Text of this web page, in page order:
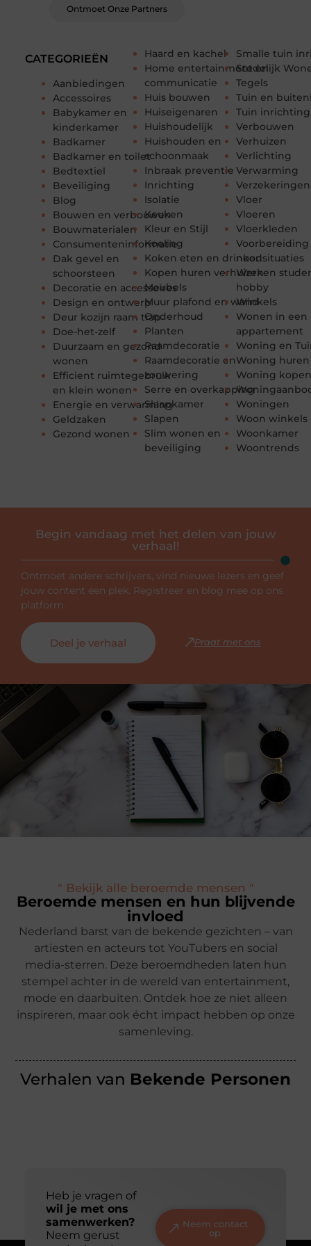
CATEGORIEËN
Aanbiedingen
Accessoires
Babykamer en
kinderkamer
Badkamer
Badkamer en toilet
Bedtextiel
Beveiliging
Blog
Bouwen en verbouwen
Bouwmaterialen
Consumenteninformatie
Dak gevel en
schoorsteen
Decoratie en accessoires
Design en ontwerp
Deur kozijn raam trap
Doe-het-zelf
Duurzaam en gezond
wonen
Efficient ruimtegebruik
en klein wonen
Energie en verwarming
Geldzaken
Gezond wonen
Haard en kachel
Home entertainment en
communicatie
Huis bouwen
Huiseigenaren
Huishoudelijk
Huishouden en
schoonmaak
Inbraak preventie
Inrichting
Isolatie
Keuken
Kleur en Stijl
Koeling
Koken eten en drinken
Kopen huren verhuizen
Meubels
Muur plafond en wand
Onderhoud
Planten
Raamdecoratie
Raamdecoratie en
zonwering
Serre en overkapping
Slaapkamer
Slapen
Slim wonen en
beveiliging
Smalle tuin
Stedelijk
Tegels
Tuin en
Tuin inrichting
Verbouwen
Verhuizen
Verlichting
Verwarming
Verzekeringen
Vloer
Vloeren
Vloerkleden
Voorbereiding
noodsituaties
Werken
hobby
Winkels
Wonen in een
appartement
Woning en
Woning huren
Woning
Woningen
Woon winkels
Woonkamer
Woontrends
Ontmoet Onze Partners
Begin vandaag met het delen van jouw
verhaal!
Ontmoet andere schrijvers, vind nieuwe lezers en geef
jouw content een plek. Registreer en blog mee op ons
platform.
Deel je verhaal Praat met ons
" Bekijk alle beroemde mensen "
Beroemde mensen en hun blijvende
invloed
Nederland barst van de bekende gezichten – van
artiesten en acteurs tot YouTubers en social
media-sterren. Deze beroemdheden laten hun
stempel achter in de wereld van entertainment,
mode en daarbuiten. Ontdek hoe ze niet alleen
inspireren, maar ook écht impact hebben op onze
samenleving.
Verhalen van Bekende Personen
Heb je vragen of
wil je met ons
samenwerken?
Neem gerust
Neem contact
op